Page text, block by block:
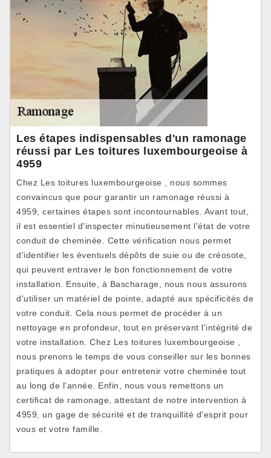
Les étapes indispensables d'un ramonage
réussi par Les toitures luxembourgeoise à
4959
Chez Les toitures luxembourgeoise , nous sommes
convaincus que pour garantir un ramonage réussi à
4959, certaines étapes sont incontournables. Avant tout,
il est essentiel d'inspecter minutieusement l'état de votre
conduit de cheminée. Cette vérification nous permet
d'identifier les éventuels dépôts de suie ou de créosote,
qui peuvent entraver le bon fonctionnement de votre
installation. Ensuite, à Bascharage, nous nous assurons
d'utiliser un matériel de pointe, adapté aux spécificités de
votre conduit. Cela nous permet de procéder à un
nettoyage en profondeur, tout en préservant l'intégrité de
votre installation. Chez Les toitures luxembourgeoise ,
nous prenons le temps de vous conseiller sur les bonnes
pratiques à adopter pour entretenir votre cheminée tout
au long de l'année. Enfin, nous vous remettons un
certificat de ramonage, attestant de notre intervention à
4959, un gage de sécurité et de tranquillité d'esprit pour
vous et votre famille.